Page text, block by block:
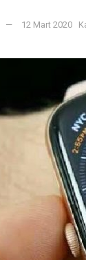
12 Mart 2020